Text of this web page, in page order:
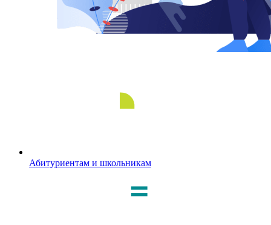
Абитуриентам и школьникам